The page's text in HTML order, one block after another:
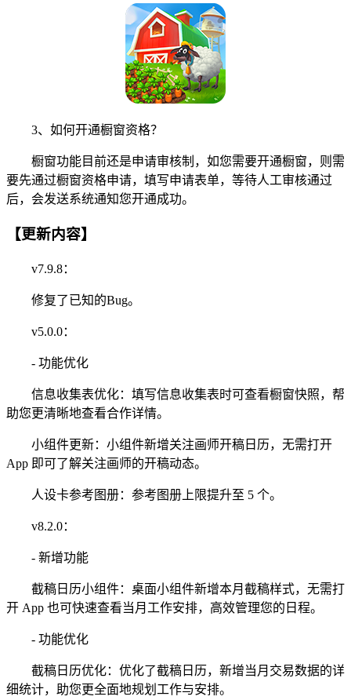
3、如何开通橱窗资格？
橱窗功能目前还是申请审核制，如您需要开通橱窗，则需
要先通过橱窗资格申请，填写申请表单，等待人工审核通过
后，会发送系统通知您开通成功。
【更新内容】
v7.9.8：
修复了已知的Bug。
v5.0.0：
- 功能优化
信息收集表优化：填写信息收集表时可查看橱窗快照，帮
助您更清晰地查看合作详情。
小组件更新：小组件新增关注画师开稿日历，无需打开
App 即可了解关注画师的开稿动态。
人设卡参考图册：参考图册上限提升至 5 个。
v8.2.0：
- 新增功能
截稿日历小组件：桌面小组件新增本月截稿样式，无需打
开 App 也可快速查看当月工作安排，高效管理您的日程。
- 功能优化
截稿日历优化：优化了截稿日历，新增当月交易数据的详
细统计，助您更全面地规划工作与安排。